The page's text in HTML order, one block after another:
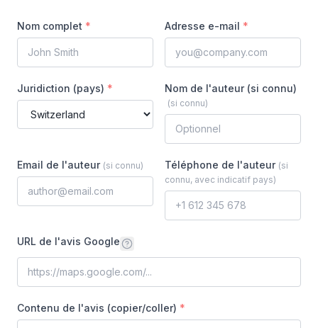
Nom complet * Adresse e-mail *
Juridiction (pays) * Nom de l'auteur (si connu)
(si connu)
Email de l'auteur (si connu) Téléphone de l'auteur (si
connu, avec indicatif pays)
URL de l'avis Google
Contenu de l'avis (copier/coller) *